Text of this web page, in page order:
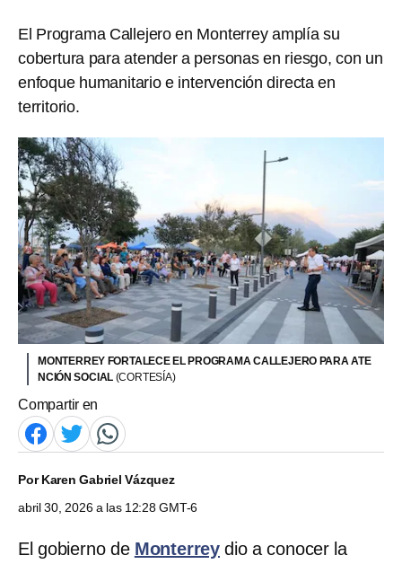
El Programa Callejero en Monterrey amplía su
cobertura para atender a personas en riesgo, con un
enfoque humanitario e intervención directa en
territorio.
MONTERREY FORTALECE EL PROGRAMA CALLEJERO PARA ATE
NCIÓN SOCIAL (CORTESÍA)
Compartir en
PorKaren Gabriel Vázquez
abril 30, 2026 a las 12:28 GMT-6
El gobierno de Monterrey dio a conocer la